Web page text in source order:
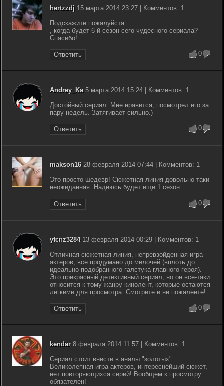
hertzzdj 15 марта 2014 23:27 | Комментов: 1
Подскажите пожалуйста
, когда будет 6-й сезон сего чудесного сериала?
Спасибо!
Ответить 0
Andrey_Ka5 марта 2014 15:24 | Комментов: 1
Достойный сериал. Мне нравится, посмотрел его за
пару недель. Затягивает сильно.)
Ответить 0
makson1628 февраля 2014 07:44 | Комментов: 1
Это просто шедевр! Сюжетная линия довольно таки
неожиданная. Надеюсь будет ещё 1 сезон
Ответить 0
yfcnz328413 февраля 2014 00:29 | Комментов: 1
Отличная сюжетная линия, непревзойденная игра
актеров, все продумано до мелочей (вплоть до
идеально подобранного галстука главного героя).
Это прекрасный детективный сериал, но он все-таки
относится к тому жанру кинолент, которые остаются
легкими для просмотра. Смотрите и не пожалеете!
Ответить 0
kendar8 февраля 2014 11:57 | Комментов: 1
Сериал стоит внести в аналы "золотых".
Великолепная игра актеров, интереснейший сюжет,
нет повторяющихся серий! Вообщем к просмотру
обязателен!